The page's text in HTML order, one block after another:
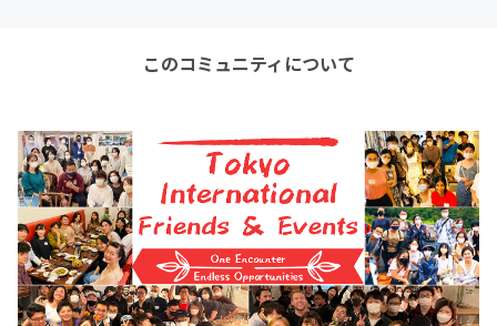
このコミュニティについて